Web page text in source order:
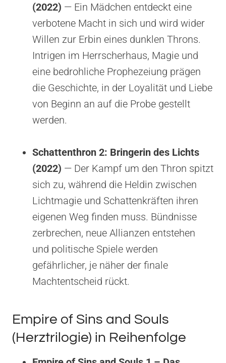
(2022) — Ein Mädchen entdeckt eine
verbotene Macht in sich und wird wider
Willen zur Erbin eines dunklen Throns.
Intrigen im Herrscherhaus, Magie und
eine bedrohliche Prophezeiung prägen
die Geschichte, in der Loyalität und Liebe
von Beginn an auf die Probe gestellt
werden.
Schattenthron 2: Bringerin des Lichts
(2022) — Der Kampf um den Thron spitzt
sich zu, während die Heldin zwischen
Lichtmagie und Schattenkräften ihren
eigenen Weg finden muss. Bündnisse
zerbrechen, neue Allianzen entstehen
und politische Spiele werden
gefährlicher, je näher der finale
Machtentscheid rückt.
Empire of Sins and Souls
(Herztrilogie) in Reihenfolge